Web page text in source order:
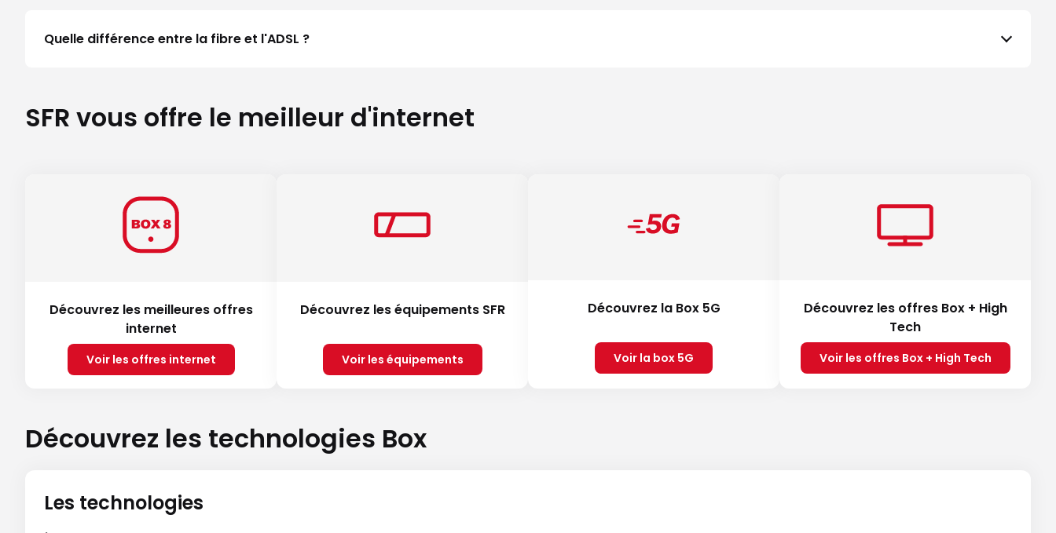
Quelle différence entre la fibre et l'ADSL ?
SFR vous offre le meilleur d'internet
Découvrez les meilleures offres
internet
Voir les offres internet
Découvrez les équipements SFR
Voir les équipements
Découvrez la Box 5G
Voir la box 5G
Découvrez les offres Box + High
Tech
Voir les offres Box + High Tech
Découvrez les technologies Box
Les technologies